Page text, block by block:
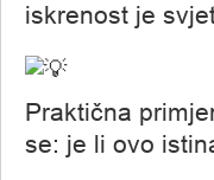
iskrenost je
Praktična
se: je li ovo